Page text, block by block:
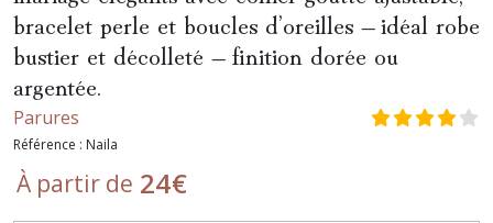
bracelet perle et boucles d’oreilles – idéal robe
bustier et décolleté – finition dorée ou
argentée.
Parures
Référence : Naila
À partir de 24€